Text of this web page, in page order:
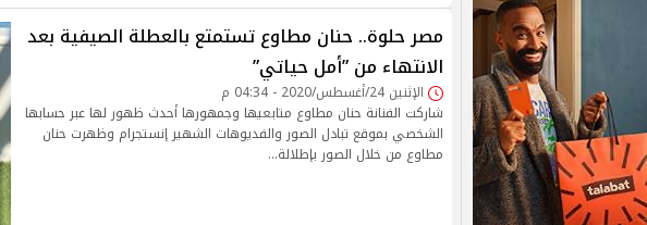
مصر حلوة.. حنان مطاوع تستمتع بالعطلة الصيفية بعد
الانتهاء من ”أمل حياتي”
الإثنين 24/أغسطس/2020 - 04:34 م
شاركت الفنانة حنان مطاوع متابعيها وجمهورها أحدث ظهور لها عبر حسابها
الشخصي بموقع تبادل الصور والفديوهات الشهير إنستجرام وظهرت حنان
مطاوع من خلال الصور بإطلالة…